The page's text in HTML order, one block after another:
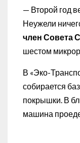
— Второй год
Неужели
член Совета
шестом
В «Эко-
собирается
покрышки. В
машина